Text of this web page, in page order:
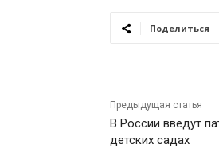
Поделиться
Предыдущая статья
В России введут
детских садах